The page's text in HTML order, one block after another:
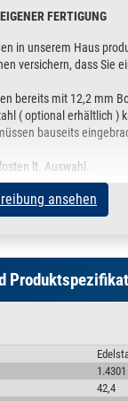
FERTIGUNG
in unserem Haus
versichern, dass Sie
bereits mit 12,2 mm
( optional erhältlich )
bauseits
lt. Auswahl.
folgenden
Korn 240
oder Rohr.
für eine 12 mm
mit Adapterplatte
Somit sind
werden. Hier
Ronde /
ansehen
1.4301
42,4